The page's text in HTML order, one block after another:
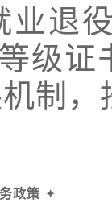
业退
级证
制
政策 ✦